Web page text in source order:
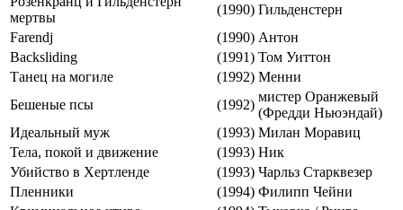
мертвы
(1990) Гильденстерн
Farendj
(1990) Антон
Backsliding
(1991) Том Уиттон
Танец на могиле
(1992) Менни
Бешеные псы
(1992)
мистер Оранжевый
(Фредди Ньюэндай)
Идеальный муж
(1993) Милан Моравиц
Тела, покой и движение
(1993) Ник
Убийство в Хертленде
(1993) Чарльз Старквезер
Пленники
(1994) Филипп Чейни